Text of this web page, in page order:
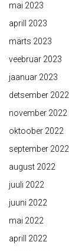
mai 2023
aprill 2023
märts 2023
veebruar 2023
jaanuar 2023
detsember 2022
november 2022
oktoober 2022
september 2022
august 2022
juuli 2022
juuni 2022
mai 2022
aprill 2022